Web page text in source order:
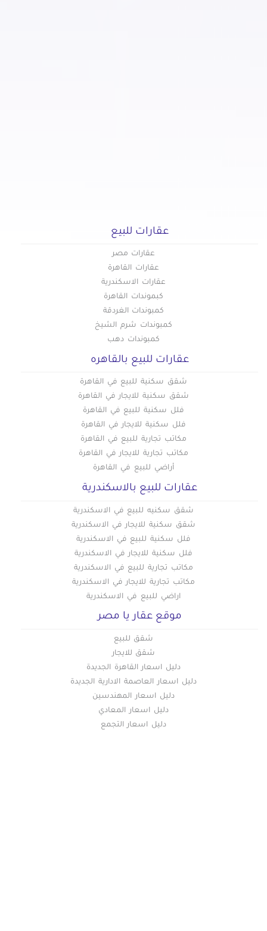
عقارات للبيع
عقارات مصر
عقارات القاهرة
عقارات الاسكندرية
كبموندات القاهرة
كمبوندات الغردقة
كمبوندات شرم الشيخ
كمبوندات دهب
عقارات للبيع بالقاهره
شقق سكنية للبيع في القاهرة
شقق سكنية للايجار في القاهرة
فلل سكنية للبيع في القاهرة
فلل سكنية للايجار في القاهرة
مكاتب تجارية للبيع في القاهرة
مكاتب تجارية للايجار في القاهرة
أراضي للبيع في القاهرة
عقارات للبيع بالاسكندرية
شقق سكنيه للبيع في الاسكندرية
شقق سكنية للايجار في الاسكندرية
فلل سكنية للبيع في الاسكندرية
فلل سكنية للايجار في الاسكندرية
مكاتب تجارية للبيع في الاسكندرية
مكاتب تجارية للايجار في الاسكندرية
اراضي للبيع في الاسكندرية
موقع عقار يا مصر
شقق للبيع
شقق للايجار
دليل اسعار القاهرة الجديدة
دليل اسعار العاصمة الادارية الجديدة
دليل اسعار المهندسين
دليل اسعار المعادي
دليل اسعار التجمع